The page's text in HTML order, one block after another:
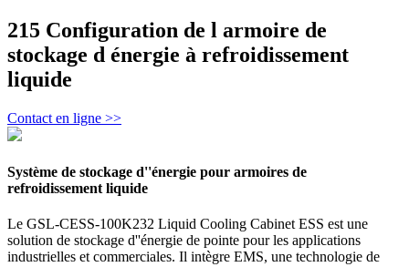
215 Configuration de l armoire de
stockage d énergie à refroidissement
liquide
Contact en ligne >>
Système de stockage d''énergie pour armoires de
refroidissement liquide
Le GSL-CESS-100K232 Liquid Cooling Cabinet ESS est une
solution de stockage d''énergie de pointe pour les applications
industrielles et commerciales. Il intègre EMS, une technologie de